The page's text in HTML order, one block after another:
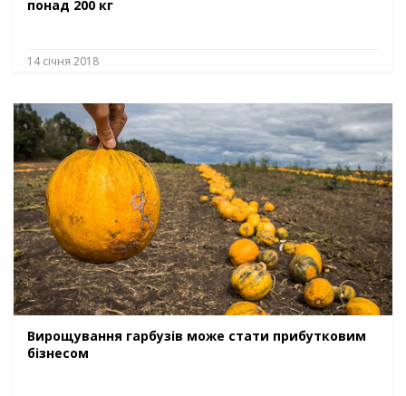
понад 200 кг
14 січня 2018
Вирощування гарбузів може стати прибутковим
бізнесом